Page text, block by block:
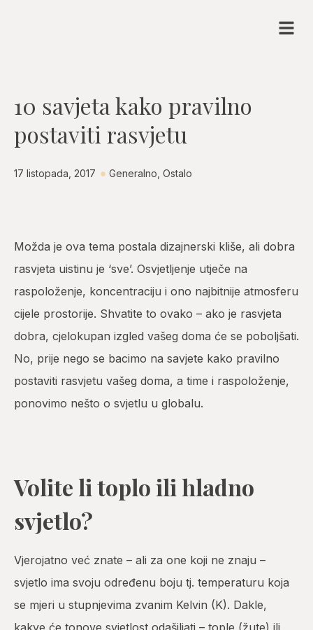
10 savjeta kako pravilno
postaviti rasvjetu
17 listopada, 2017 Generalno Ostalo
Možda je ova tema postala dizajnerski kliše, ali dobra
rasvjeta uistinu je ‘sve’. Osvjetljenje utječe na
raspoloženje, koncentraciju i ono najbitnije atmosferu
cijele prostorije. Shvatite to ovako – ako je rasvjeta
dobra, cjelokupan izgled vašeg doma će se poboljšati.
No, prije nego se bacimo na savjete kako pravilno
postaviti rasvjetu vašeg doma, a time i raspoloženje,
ponovimo nešto o svjetlu u globalu.
Volite li toplo ili hladno
svjetlo?
Vjerojatno već znate – ali za one koji ne znaju –
svjetlo ima svoju određenu boju tj. temperaturu koja
se mjeri u stupnjevima zvanim Kelvin (K). Dakle,
kakve će tonove svjetlost odašiljati – tople (žute) ili